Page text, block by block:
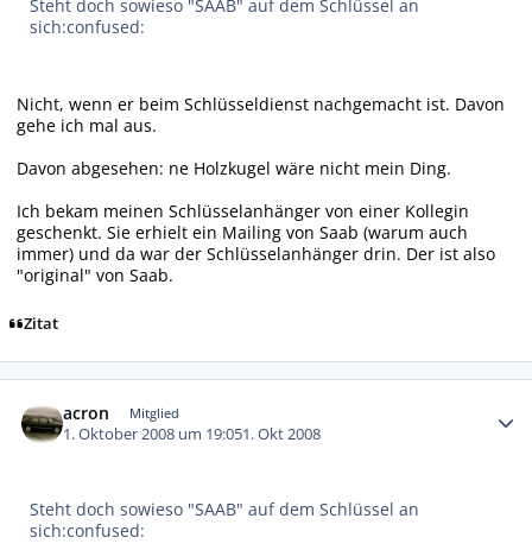
Steht doch sowieso "SAAB" auf dem Schlüssel an
sich:confused:
Nicht, wenn er beim Schlüsseldienst nachgemacht ist. Davon
gehe ich mal aus.
Davon abgesehen: ne Holzkugel wäre nicht mein Ding.
Ich bekam meinen Schlüsselanhänger von einer Kollegin
geschenkt. Sie erhielt ein Mailing von Saab (warum auch
immer) und da war der Schlüsselanhänger drin. Der ist also
"original" von Saab.
Zitat
acron Mitglied
1. Oktober 2008 um 19:051. Okt 2008
Steht doch sowieso "SAAB" auf dem Schlüssel an
sich:confused: